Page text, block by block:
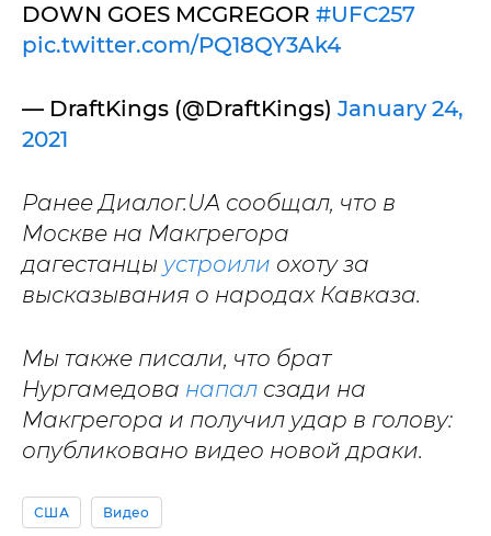
DOWN GOES MCGREGOR #UFC257
pic.twitter.com/PQ18QY3Ak4
— DraftKings (@DraftKings) January 24,
2021
Ранее Диалог.UA сообщал, что в
Москве на Макгрегора
дагестанцы устроили охоту за
высказывания о народах Кавказа.
Мы также писали, что брат
Нургамедова напал сзади на
Макгрегора и получил удар в голову:
опубликовано видео новой драки.
США Видео